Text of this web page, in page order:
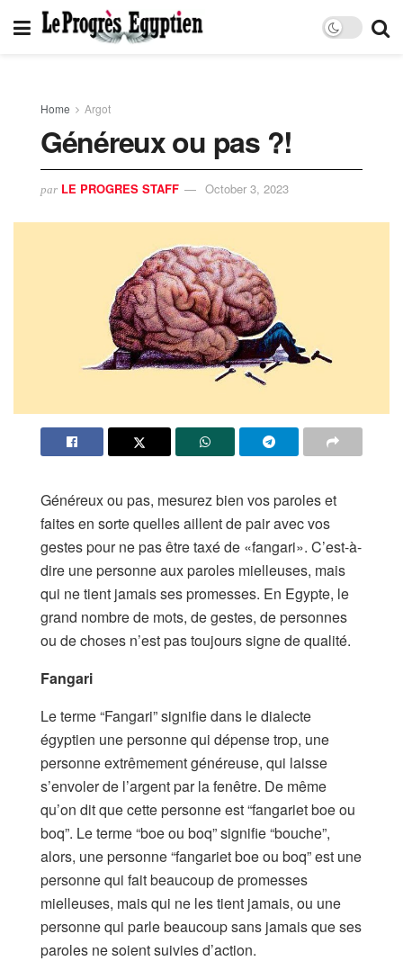
Home Argot
Généreux ou pas ?!
par LE PROGRES STAFF October 3, 2023
Généreux ou pas, mesurez bien vos paroles et
faites en sorte quelles aillent de pair avec vos
gestes pour ne pas être taxé de «fangari». C’est-à-
dire une personne aux paroles mielleuses, mais
qui ne tient jamais ses promesses. En Egypte, le
grand nombre de mots, de gestes, de personnes
ou de choses n’est pas toujours signe de qualité.
Fangari
Le terme “Fangari” signifie dans le dialecte
égyptien une personne qui dépense trop, une
personne extrêmement généreuse, qui laisse
s’envoler de l’argent par la fenêtre. De même
qu’on dit que cette personne est “fangariet boe ou
boq”. Le terme “boe ou boq” signifie “bouche”,
alors, une personne “fangariet boe ou boq” est une
personne qui fait beaucoup de promesses
mielleuses, mais qui ne les tient jamais, ou une
personne qui parle beaucoup sans jamais que ses
paroles ne soient suivies d’action.